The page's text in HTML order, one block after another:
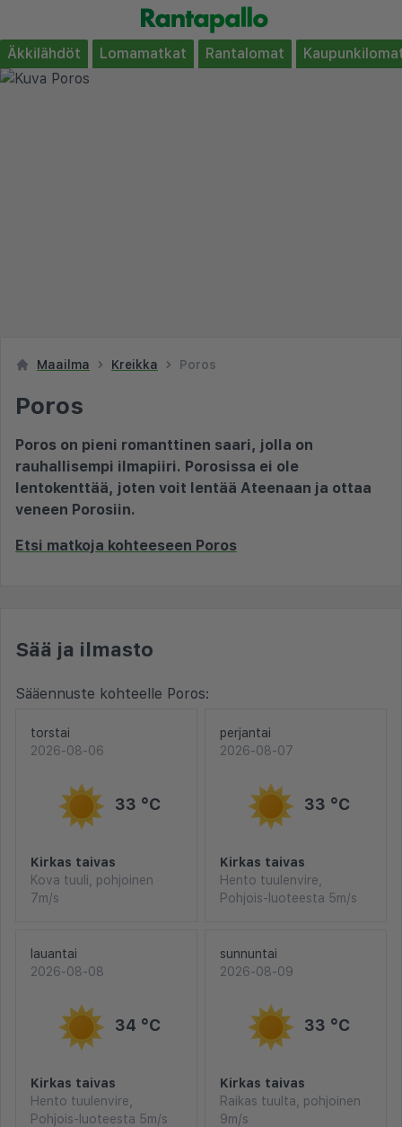
Äkkilähdöt Lomamatkat Rantalomat
Maailma Kreikka Poros
Poros
Poros on pieni romanttinen saari, jolla on
rauhallisempi ilmapiiri. Porosissa ei ole
lentokenttää, joten voit lentää Ateenaan ja ottaa
veneen Porosiin.
Etsi matkoja kohteeseen Poros
Sää ja ilmasto
Sääennuste kohteelle Poros:
torstai
2026-08-06
33 °C
Kirkas taivas
Kova tuuli, pohjoinen
7m/s
perjantai
2026-08-07
33 °C
Kirkas taivas
Hento tuulenvire,
Pohjois-luoteesta 5m/s
lauantai
2026-08-08
34 °C
Kirkas taivas
Hento tuulenvire,
Pohjois-luoteesta 5m/s
sunnuntai
2026-08-09
33 °C
Kirkas taivas
Raikas tuulta, pohjoinen
9m/s